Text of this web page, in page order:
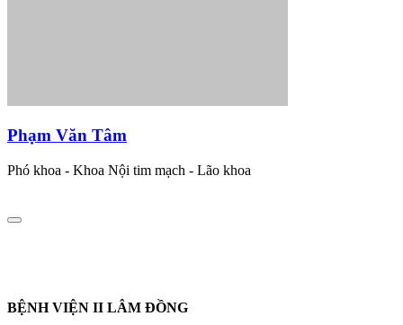
Phạm Văn Tâm
Phó khoa - Khoa Nội tim mạch - Lão khoa
BỆNH VIỆN II LÂM ĐỒNG